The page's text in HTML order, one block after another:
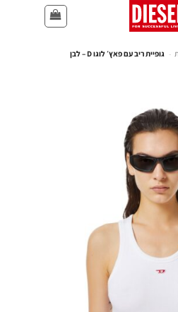
- גופיית ריב עם פאץ׳ לוגו D – לבן